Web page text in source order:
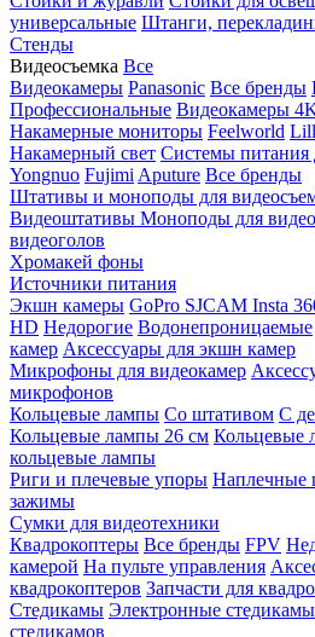
универсальные Штанги,
Стенды
Видеосъемка Все
Видеокамеры Panasonic Все бренды
Профессиональные Видеокамеры
Накамерные мониторы Feelworld
Накамерный свет Системы питания
Yongnuo Fujimi Aputure Все бренды
Штативы и моноподы для
Видеоштативы Моноподы для
видеоголов
Хромакей фоны
Источники питания
Экшн камеры GoPro SJCAM Insta
HD Недорогие Водонепроницаемые
камер Аксессуары для экшн камер
Микрофоны для видеокамер
микрофонов
Кольцевые лампы Со штативом C
Кольцевые лампы 26 см Кольцевые
кольцевые лампы
Риги и плечевые упоры Наплечные
зажимы
Сумки для видеотехники
Квадрокоптеры Все бренды FPV
камерой На пульте управления
квадрокоптеров Запчасти для
Стедикамы Электронные стедикамы
стедикамов